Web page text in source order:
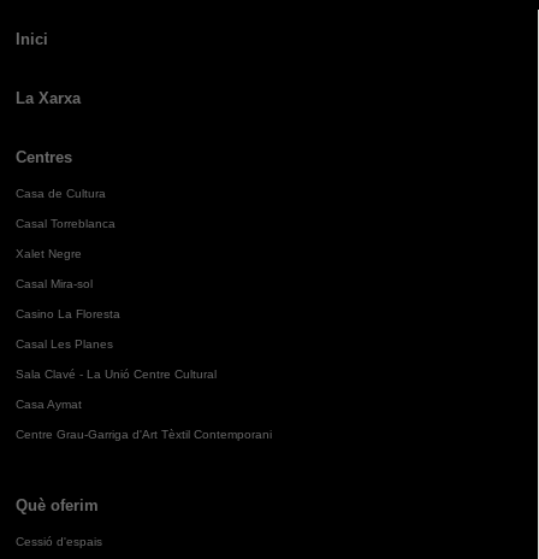
Inici
La Xarxa
Centres
Casa de Cultura
Casal Torreblanca
Xalet Negre
Casal Mira-sol
Casino La Floresta
Casal Les Planes
Sala Clavé - La Unió Centre Cultural
Casa Aymat
Centre Grau-Garriga d'Art Tèxtil Contemporani
Què oferim
Cessió d'espais